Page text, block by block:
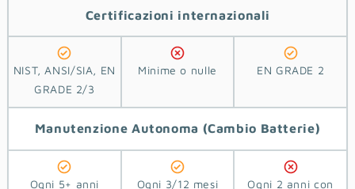
Certificazioni internazionali
NIST, ANSI/SIA, EN
GRADE 2/3
Minime o nulle EN GRADE 2
Manutenzione Autonoma (Cambio Batterie)
Ogni 5+ anni Ogni 3/12 mesi
Ogni 2 anni con